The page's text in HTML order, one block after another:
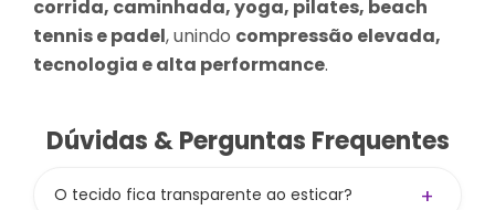
corrida, caminhada, yoga, pilates, beach
tennis e padel, unindo compressão elevada,
tecnologia e alta performance.
Dúvidas & Perguntas Frequentes
O tecido fica transparente ao esticar? +